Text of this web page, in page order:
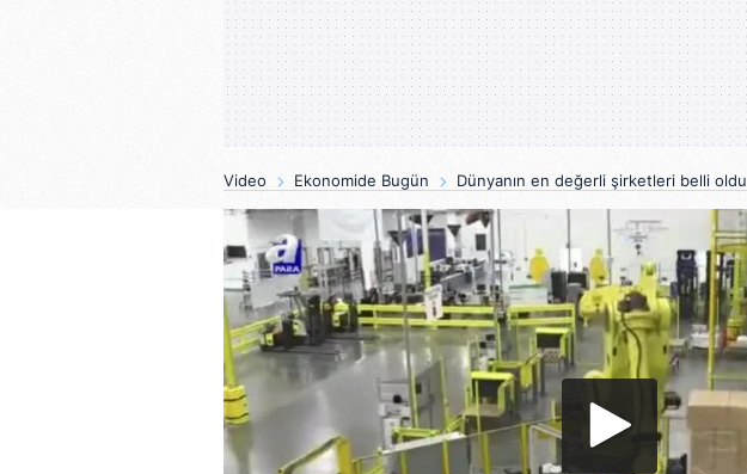
Video Ekonomide Bugün Dünyanın en değerli şirketleri belli oldu